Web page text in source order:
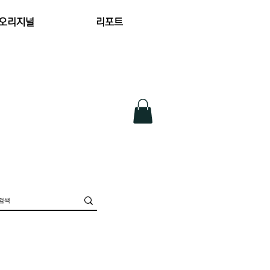
리지널 리포트